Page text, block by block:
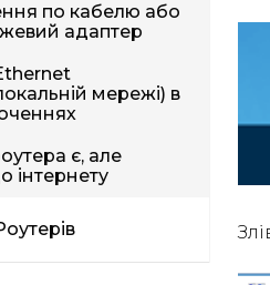
по кабелю або
адаптер
мережі) в
є, але
інтернету